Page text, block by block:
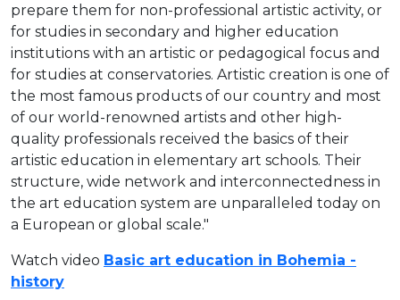
prepare them for non-professional artistic activity, or
for studies in secondary and higher education
institutions with an artistic or pedagogical focus and
for studies at conservatories. Artistic creation is one of
the most famous products of our country and most
of our world-renowned artists and other high-
quality professionals received the basics of their
artistic education in elementary art schools. Their
structure, wide network and interconnectedness in
the art education system are unparalleled today on
a European or global scale."
Watch video Basic art education in Bohemia -
history